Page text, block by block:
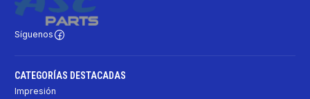
Síguenos
CATEGORÍAS DESTACADAS
Impresión